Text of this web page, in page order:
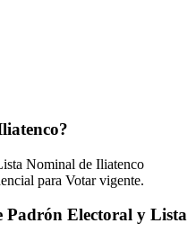
Nominal de Iliatenco
para Votar vigente.
Padrón Electoral y Lista